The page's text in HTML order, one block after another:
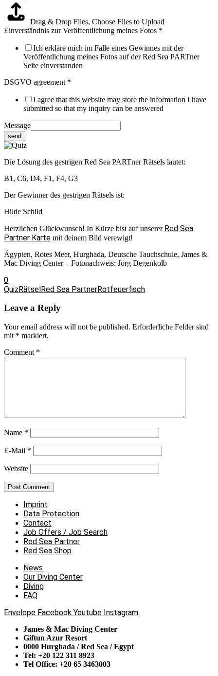
Drag & Drop Files, Choose Files to Upload
Einverständnis zur Veröffentlichung meines Fotos *
Ich erkläre mich im Falle eines Gewinnes mit der
Veröffentlichung meines Fotos auf der Red Sea PARTner
Seite einverstanden
DSGVO agreement *
I agree that this website may store the information I have
submitted so that my inquiry can be answered
Message
send
Die Lösung des gestrigen Red Sea PARTner Rätsels lautet:
B1, C6, D4, F1, F4, G3
Der Gewinner des gestrigen Rätsels ist:
Hilde Schild
Herzlichen Glückwunsch! In Kürze bist auf unserer Red Sea
Partner Karte mit deinem Bild verewigt!
Ägypten, Rotes Meer, Hurghada, Deutsche Tauchschule, James &
Mac Diving Center – Fotonachweis: Jörg Degenkolb
0
QuizRätselRed Sea PartnerRotfeuerfisch
Leave a Reply
Your email address will not be published. Erforderliche Felder sind
mit * markiert.
Comment *
Name *
E-Mail *
Website
Imprint
Data Protection
Contact
Job Offers / Job Search
Red Sea Partner
Red Sea Shop
News
Our Diving Center
Diving
FAQ
Envelope Facebook Youtube Instagram
James & Mac Diving Center
Giftun Azur Resort
0000 Hurghada / Red Sea / Egypt
Tel: +20 122 311 8923
Tel Office: +20 65 3463003